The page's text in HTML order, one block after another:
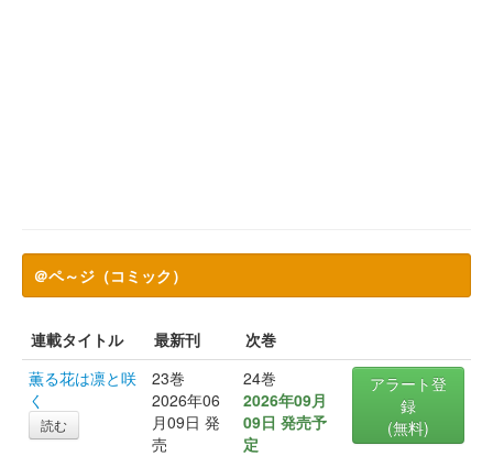
＠ペ～ジ（コミック）
連載タイトル 最新刊
次巻
薫る花は凛と咲
く
読む
23巻
2026年06
月09日 発
売
24巻
2026年09月
09日 発売予
定
アラート登
録
(無料)